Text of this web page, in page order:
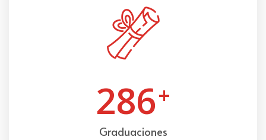
286+
Graduaciones